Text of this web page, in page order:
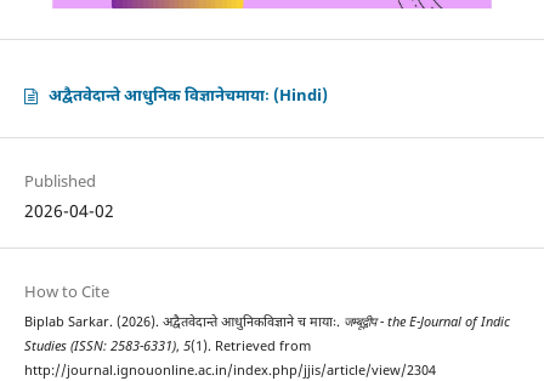
अद्वैतवेदान्ते आधुनिक विज्ञानेचमायाः (Hindi)
Published
2026-04-02
How to Cite
Biplab Sarkar. (2026). अद्वैतवेदान्ते आधुनिकविज्ञाने च मायाः. जम्बूद्वीप - the E-Journal of Indic
Studies (ISSN: 2583-6331), 5(1). Retrieved from
http://journal.ignouonline.ac.in/index.php/jjis/article/view/2304